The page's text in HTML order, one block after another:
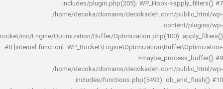
includes/plugin.php(205): WP_Hook-
/home/decoka/domains/decokadeh.com/
rocket/inc/Engine/Optimization/Buffer/Optimization.php(100):
#8 [internal function]:
/home/decoka/domains/decokadeh.com/
includes/functions.php(5493):